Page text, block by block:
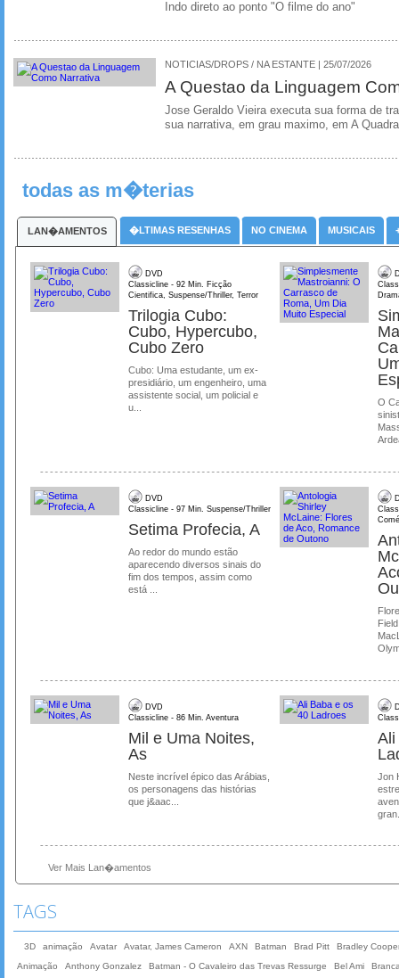
Indo direto ao ponto "O filme do ano"
NOTICIAS/DROPS / NA ESTANTE | 25/07/2026
A Questao da Linguagem
Jose Geraldo Vieira executa sua forma de
sua narrativa, em grau maximo, em A
todas as m�terias
LAN�AMENTOS �LTIMAS RESENHAS NO CINEMA MUSICAIS
DVD
Classicline - 92 Min. Ficção
Cientifica, Suspense/Thriller, Terror
Trilogia Cubo:
Cubo, Hypercubo,
Cubo Zero
Cubo: Uma estudante, um ex-
presidiário, um engenheiro, uma
assistente social, um policial e
u...
O
DVD
Classicline - 97 Min. Suspense/Thriller
Setima Profecia, A
Ao redor do mundo estão
aparecendo diversos sinais do
fim dos tempos, assim como
está ...
DVD
Classicline - 86 Min. Aventura
Mil e Uma Noites,
As
Neste incrível épico das Arábias,
os personagens das histórias
que j&aac...
Ali
Jon
Ver Mais Lan�amentos
TAGS
3D animação Avatar Avatar, James Cameron AXN Batman Brad Pitt
Bradley
Animação
Anthony Gonzalez Batman - O Cavaleiro das Trevas Ressurge Bel Ami